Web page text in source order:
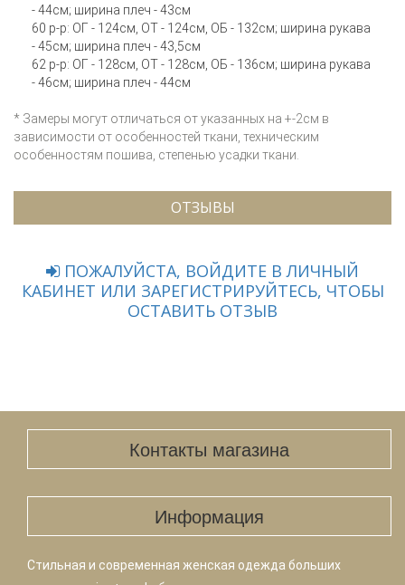
- 44см; ширина плеч - 43см
60 р-р: ОГ - 124см, ОТ - 124см, ОБ - 132см; ширина рукава
- 45см; ширина плеч - 43,5см
62 р-р: ОГ - 128см, ОТ - 128см, ОБ - 136см; ширина рукава
- 46см; ширина плеч - 44см
* Замеры могут отличаться от указанных на +-2см в
зависимости от особенностей ткани, техническим
особенностям пошива, степенью усадки ткани.
ОТЗЫВЫ
ПОЖАЛУЙСТА, ВОЙДИТЕ В ЛИЧНЫЙ
КАБИНЕТ ИЛИ ЗАРЕГИСТРИРУЙТЕСЬ, ЧТОБЫ
ОСТАВИТЬ ОТЗЫВ
Контакты магазина
Информация
Стильная и современная женская одежда больших